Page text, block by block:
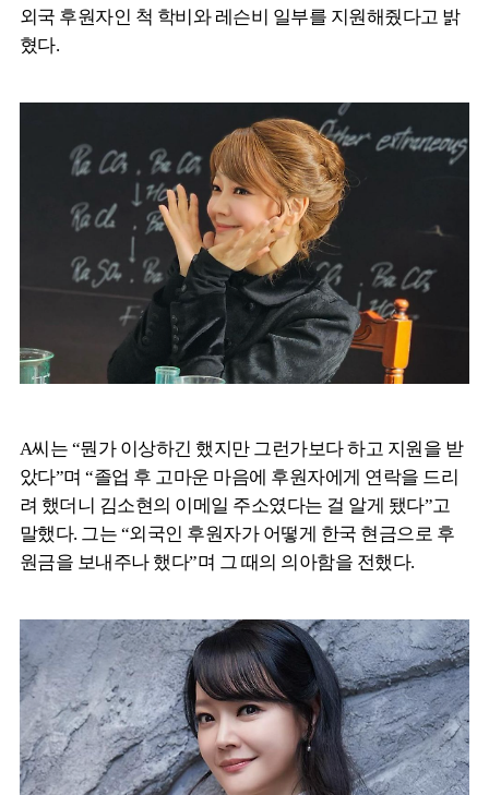
외국 후원자인 척 학비와 레슨비 일부를 지원해줬다고 밝
혔다.
A씨는 “뭔가 이상하긴 했지만 그런가보다 하고 지원을 받
았다”며 “졸업 후 고마운 마음에 후원자에게 연락을 드리
려 했더니 김소현의 이메일 주소였다는 걸 알게 됐다”고
말했다. 그는 “외국인 후원자가 어떻게 한국 현금으로 후
원금을 보내주나 했다”며 그 때의 의아함을 전했다.